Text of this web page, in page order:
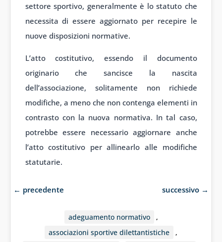
settore sportivo, generalmente è lo statuto che
necessita di essere aggiornato per recepire le
nuove disposizioni normative.
L’atto costitutivo, essendo il documento
originario che sancisce la nascita
dell’associazione, solitamente non richiede
modifiche, a meno che non contenga elementi in
contrasto con la nuova normativa. In tal caso,
potrebbe essere necessario aggiornare anche
l’atto costitutivo per allinearlo alle modifiche
statutarie.
← precedente successivo →
adeguamento normativo
,
associazioni sportive dilettantistiche
,